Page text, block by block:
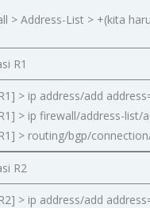
> Address-List > +(kita
R1
> ip address/add
> ip firewall/address-list/
> routing/bgp/
R2
> ip address/add